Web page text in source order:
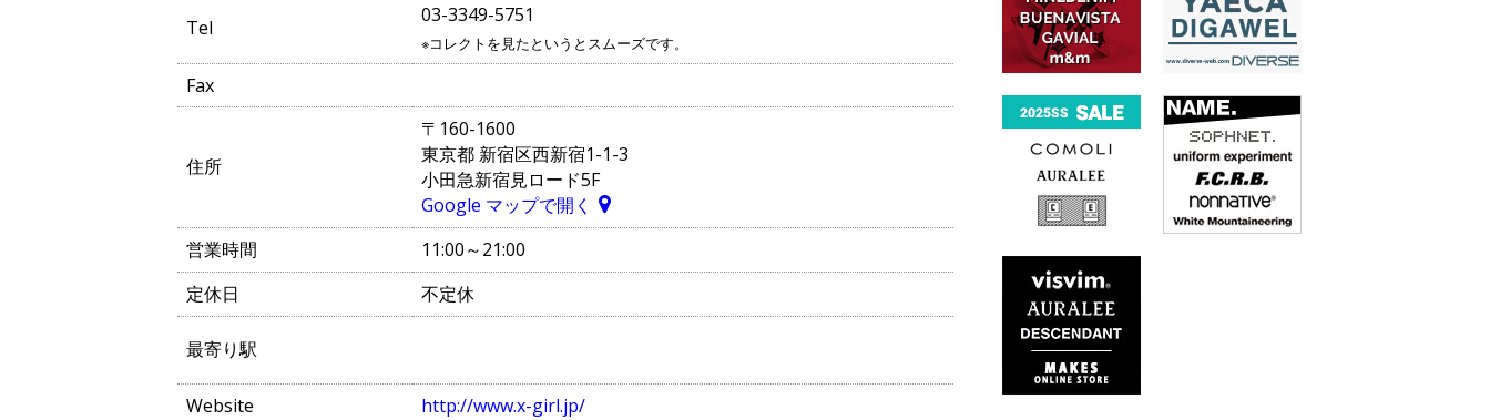
Tel
03-3349-5751
※コレクトを見たというとスムーズです。
Fax
住所
〒160-1600
東京都 新宿区西新宿1-1-3
小田急新宿見ロード5F
Google マップで開く
営業時間
11:00～21:00
定休日
不定休
最寄り駅
Website
http://www.x-girl.jp/